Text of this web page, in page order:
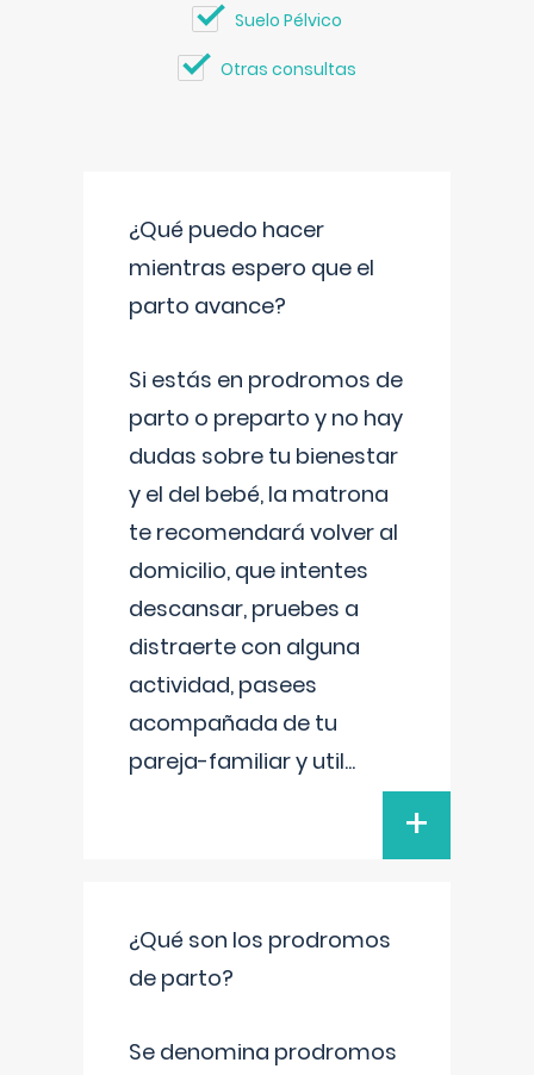
Suelo Pélvico
Otras consultas
¿Qué puedo hacer
mientras espero que el
parto avance?
Si estás en prodromos de
parto o preparto y no hay
dudas sobre tu bienestar
y el del bebé, la matrona
te recomendará volver al
domicilio, que intentes
descansar, pruebes a
distraerte con alguna
actividad, pasees
acompañada de tu
pareja-familiar y util...
+
¿Qué son los prodromos
de parto?
Se denomina prodromos